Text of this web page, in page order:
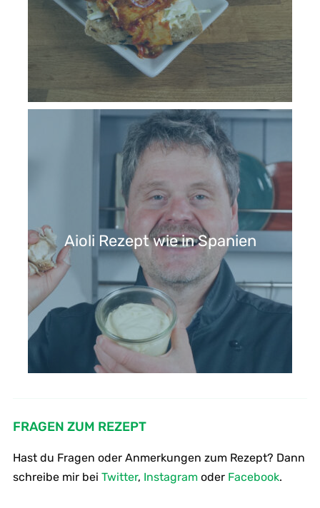
Aioli Rezept wie in Spanien
FRAGEN ZUM REZEPT
Hast du Fragen oder Anmerkungen zum Rezept? Dann
schreibe mir bei Twitter, Instagramoder Facebook.